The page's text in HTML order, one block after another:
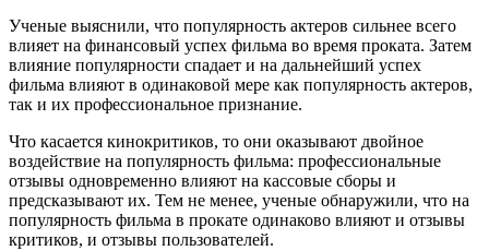
Ученые выяснили, что популярность актеров сильнее всего
влияет на финансовый успех фильма во время проката. Затем
влияние популярности спадает и на дальнейший успех
фильма влияют в одинаковой мере как популярность актеров,
так и их профессиональное признание.
Что касается кинокритиков, то они оказывают двойное
воздействие на популярность фильма: профессиональные
отзывы одновременно влияют на кассовые сборы и
предсказывают их. Тем не менее, ученые обнаружили, что на
популярность фильма в прокате одинаково влияют и отзывы
критиков, и отзывы пользователей.